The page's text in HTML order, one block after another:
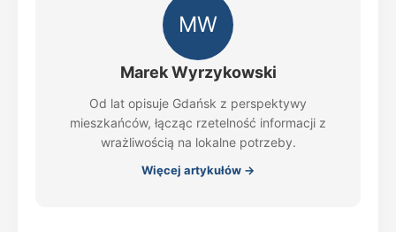
MW
Marek Wyrzykowski
Od lat opisuje Gdańsk z perspektywy
mieszkańców, łącząc rzetelność informacji z
wrażliwością na lokalne potrzeby.
Więcej artykułów →